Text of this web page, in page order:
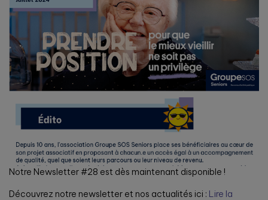
Notre Newsletter #28 est dès maintenant disponible !
Découvrez notre newsletter et nos actualités ici : Lire la